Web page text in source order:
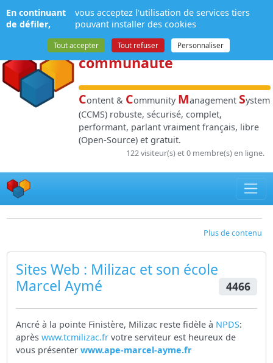
NPDS:Gestion de
contenuet de
communauté
Content & Community Management System
(CCMS) robuste, sécurisé, complet,
performant, parlant vraiment français, libre
(Open-Source) et gratuit.
122 visiteur(s) et 0 membre(s) en ligne.
Plus de contenu
Sites Web : Milizac et son école
Marcel Aymé
4466
Ancré à la pointe Finistère, Milizac reste fidèle à NPDS:
aprèswww.tcmilizac.fr votre serviteur est heureux de
vous présenterwww.ape-marcel-ayme.fr
Panneau de gestion des cookies
En continuant
de défiler,
vous acceptez l'utilisation de services tiers
pouvant installer des cookies
Tout accepter Tout refuser Personnaliser